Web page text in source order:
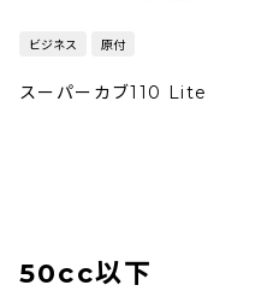
ビジネス 原付
スーパーカブ110 Lite
50cc以下